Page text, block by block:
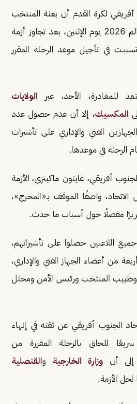
أفريقي لكرة القدم أن بعثة المنتخب
ستغادر إلى كأس العالم 2026 يوم الإثنين، بعد تجاوز أزمة
في تأجيل موعد الرحلة المقرر
للمغادرة، الأحد، عبر الولايات
المكسيك، إلا أن عدم حصول عدد
الفني والإداري على تأشيرات
الرحلة في موعدها.
أفريقي، غايتون ماكينزي، الأزمة
واصفًا الموقف بـ«المحرج»،
مفصلًا حول أسباب ما حدث.
اللاعبين حصلوا على تأشيراتهم،
من أعضاء الجهاز الفني والإداري،
المنتخب ورئيس الأمن ومحلل
الجنوب أفريقي عن ثقته في إنهاء
سريعًا للحاق بالرحلة المقررة من
إلى أن وزارة الخارجية والقنصلية
الأزمة.